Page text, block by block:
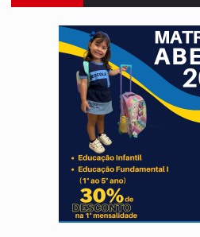
ADAILTON FÚRIA:
VÍDEO:Motoboy de
ELEIÇÕES 2026:
DECISÃO REVISADA:
CONEXÃO
ELEIÇÕES 2026:
VÍDEO:Quadrilha é